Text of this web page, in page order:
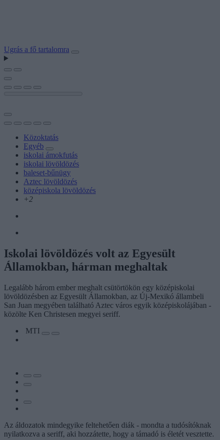
Ugrás a fő tartalomra
Közoktatás
Egyéb
iskolai ámokfutás
iskolai lövöldözés
baleset-bűnügy
Aztec lövöldözés
középiskola lövöldözés
+2
Iskolai lövöldözés volt az Egyesült
Államokban, hárman meghaltak
Legalább három ember meghalt csütörtökön egy középiskolai
lövöldözésben az Egyesült Államokban, az Új-Mexikó állambeli
San Juan megyében található Aztec város egyik középiskolájában -
közölte Ken Christesen megyei seriff.
MTI
Az áldozatok mindegyike feltehetően diák - mondta a tudósítóknak
nyilatkozva a seriff, aki hozzátette, hogy a támadó is életét vesztette.